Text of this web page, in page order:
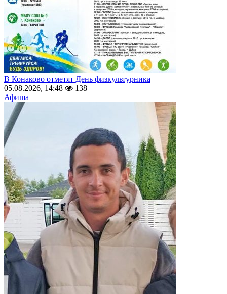
В Конаково отметят День физкультурника
05.08.2026, 14:48
138
Афиша